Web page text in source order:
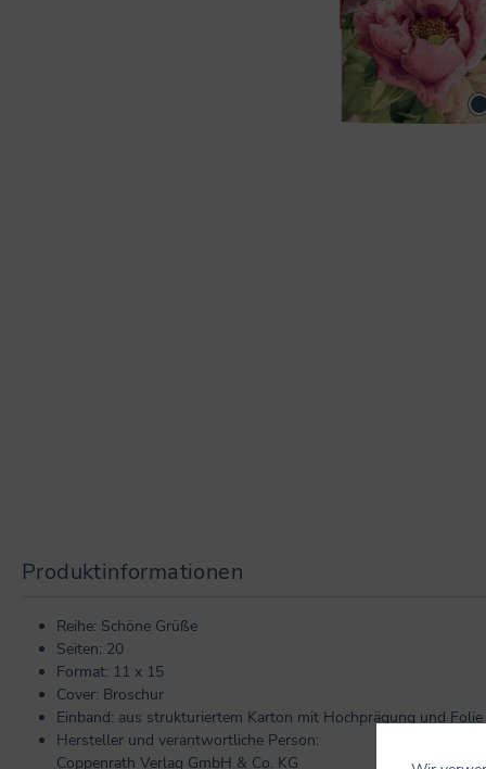
Produktinformationen
Reihe: Schöne Grüße
Seiten: 20
Format: 11 x 15
Cover: Broschur
Einband: aus strukturiertem Karton mit Hochprägung und Folie
Hersteller und verantwortliche Person:
Coppenrath Verlag GmbH & Co. KG